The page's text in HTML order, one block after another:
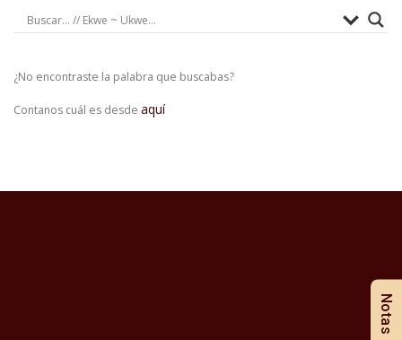
¿No encontraste la palabra que buscabas?
Contanos cuál es desde aquí